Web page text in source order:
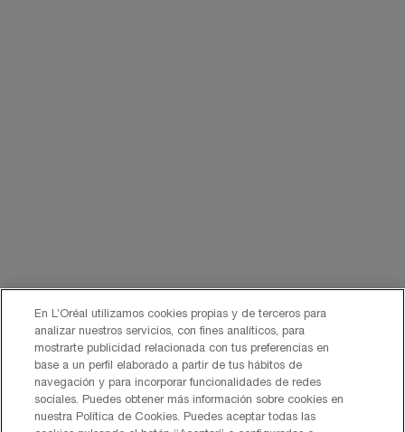
En L’Oréal utilizamos cookies propias y de terceros para
analizar nuestros servicios, con fines analíticos, para
mostrarte publicidad relacionada con tus preferencias en
base a un perfil elaborado a partir de tus hábitos de
navegación y para incorporar funcionalidades de redes
sociales. Puedes obtener más información sobre cookies en
nuestra Política de Cookies. Puedes aceptar todas las